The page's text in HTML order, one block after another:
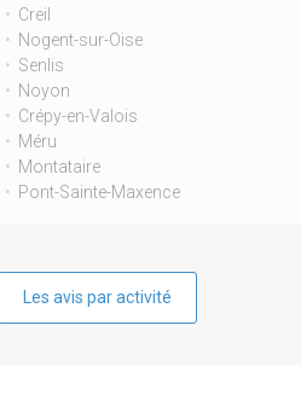
Creil
Nogent-sur-Oise
Senlis
Noyon
Crépy-en-Valois
Méru
Montataire
Pont-Sainte-Maxence
Les avis par activité